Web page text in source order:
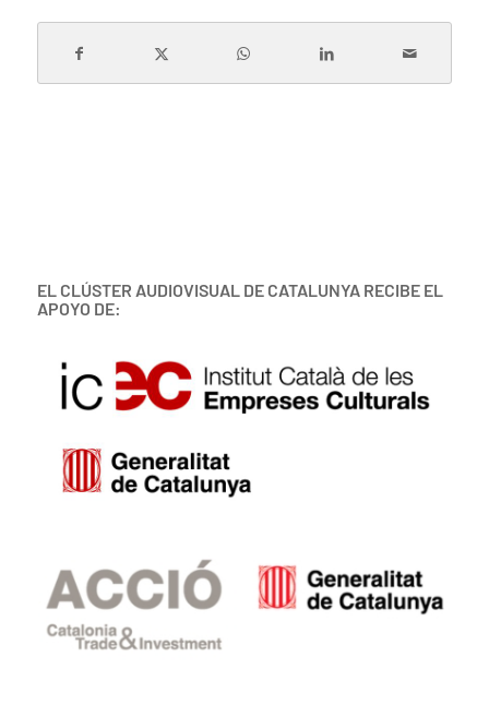
EL CLÚSTER AUDIOVISUAL DE CATALUNYA RECIBE EL
APOYO DE: